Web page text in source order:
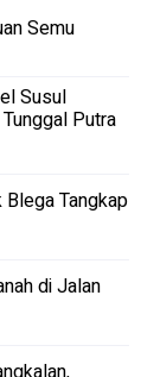
Semu
Susul
Putra
Tangkap
di Jalan